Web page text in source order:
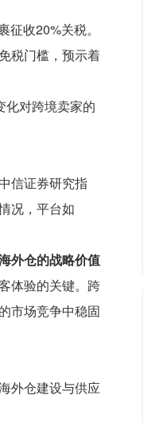
收20%关税。
税门槛，预示着
化对跨境卖家的
信证券研究指
况，平台如
外仓的战略价值
体验的关键。跨
市场竞争中稳固
外仓建设与供应